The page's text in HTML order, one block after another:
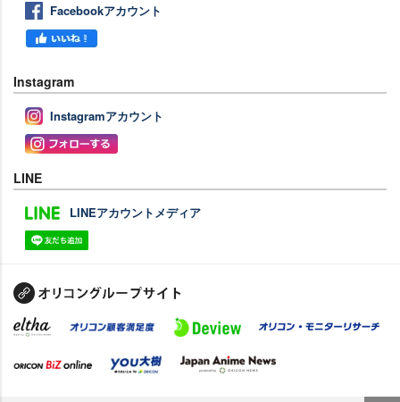
Facebookアカウント
Instagram
Instagramアカウント
LINE
LINEアカウントメディア